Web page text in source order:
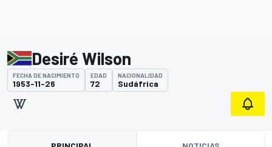
Desiré Wilson
FECHA DE NACIMIENTO
1953-11-26
EDAD
72
NACIONALIDAD
Sudáfrica